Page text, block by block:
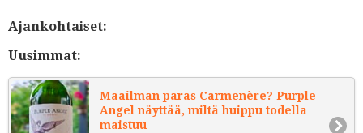
Ajankohtaiset:
Uusimmat:
Maailman paras Carmenère? Purple
Angel näyttää, miltä huippu todella
maistuu